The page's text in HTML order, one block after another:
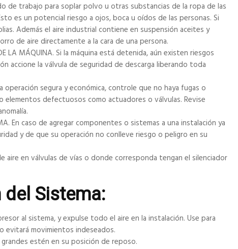
de trabajo para soplar polvo u otras substancias de la ropa de las
es un potencial riesgo a ojos, boca u oídos de las personas. Si
Además el aire industrial contiene en suspensión aceites y
de aire directamente a la cara de una persona.
LA MÁQUINA. Si la máquina está detenida, aún existen riesgos
accione la válvula de seguridad de descarga liberando toda
operación segura y económica, controle que no haya fugas o
defectuosos como actuadores o válvulas. Revise
En caso de agregar componentes o sistemas a una instalación ya
y de que su operación no conlleve riesgo o peligro en su
aire en válvulas de vías o donde corresponda tengan el silenciador
Sistema:
al sistema, y expulse todo el aire en la instalación. Use para
evitará movimientos indeseados.
estén en su posición de reposo.